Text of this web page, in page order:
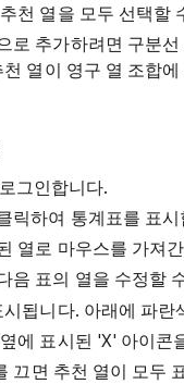
천 열을 모두 선택할
로 추가하려면 구분
열이 영구 열 조합
그인합니다.
릭하여 통계표를 표시
열로 마우스를 가져
음 표의 열을 수정할
됩니다. 아래에 파
에 표시된 'X' 아이콘
끄면 추천 열이 모두